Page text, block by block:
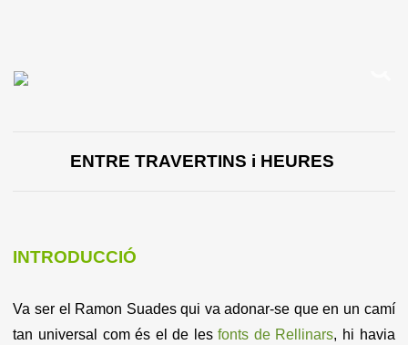
ENTRE TRAVERTINS i HEURES
INTRODUCCIÓ
Va ser el Ramon Suades qui va adonar-se que en un camí
tan universal com és el de lesfonts de Rellinars, hi havia